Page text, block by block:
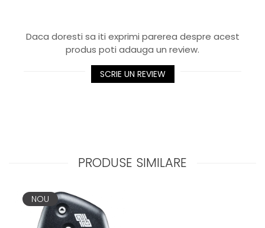
Daca doresti sa iti exprimi parerea despre acest
produs poti adauga un review.
SCRIE UN REVIEW
PRODUSE SIMILARE
NOU